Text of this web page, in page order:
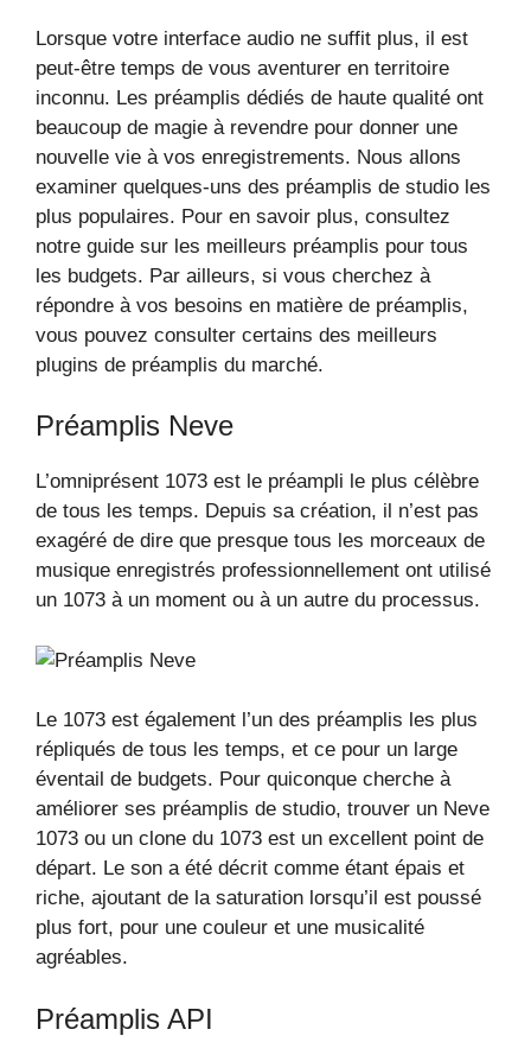
Lorsque votre interface audio ne suffit plus, il est
peut-être temps de vous aventurer en territoire
inconnu. Les préamplis dédiés de haute qualité ont
beaucoup de magie à revendre pour donner une
nouvelle vie à vos enregistrements. Nous allons
examiner quelques-uns des préamplis de studio les
plus populaires. Pour en savoir plus, consultez
notre guide sur les meilleurs préamplis pour tous
les budgets. Par ailleurs, si vous cherchez à
répondre à vos besoins en matière de préamplis,
vous pouvez consulter certains des meilleurs
plugins de préamplis du marché.
Préamplis Neve
L’omniprésent 1073 est le préampli le plus célèbre
de tous les temps. Depuis sa création, il n’est pas
exagéré de dire que presque tous les morceaux de
musique enregistrés professionnellement ont utilisé
un 1073 à un moment ou à un autre du processus.
Le 1073 est également l’un des préamplis les plus
répliqués de tous les temps, et ce pour un large
éventail de budgets. Pour quiconque cherche à
améliorer ses préamplis de studio, trouver un Neve
1073 ou un clone du 1073 est un excellent point de
départ. Le son a été décrit comme étant épais et
riche, ajoutant de la saturation lorsqu’il est poussé
plus fort, pour une couleur et une musicalité
agréables.
Préamplis API